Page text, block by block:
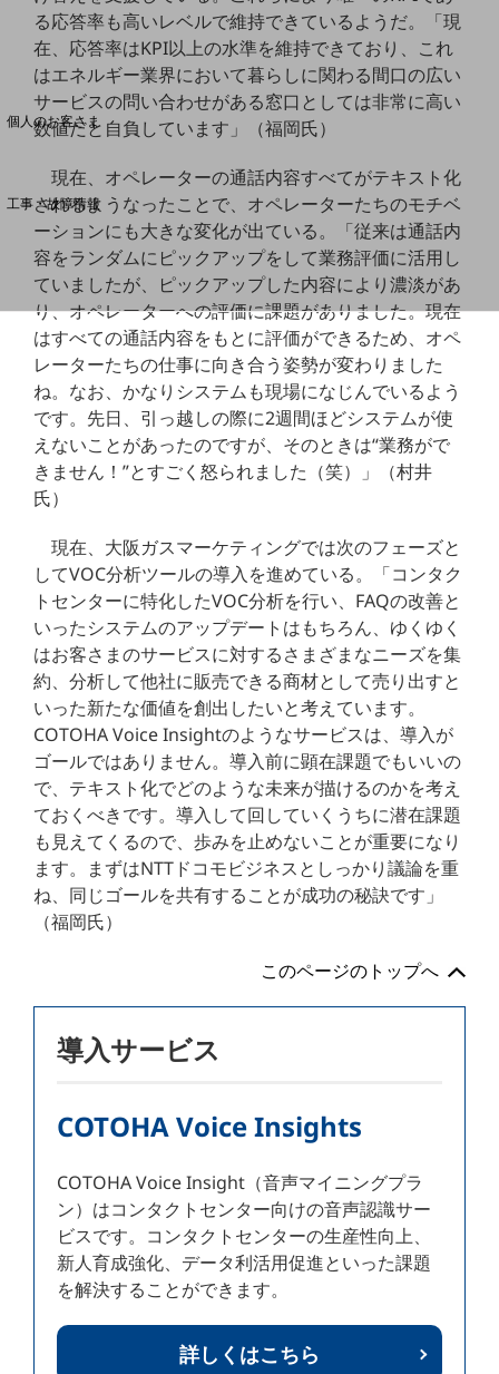
料金分析(ご利用料金管理サービス)
Web明細(My docomo)
個人のお客さま
NTTドコモ
OCNなど
工事・故障情報
お客さまサポートサイト
SDPFナレッジセンター
NTTドコモ 通信障害情報
る応答率も高いレベルで維持できているようだ。「現
在、応答率はKPI以上の水準を維持できており、これ
はエネルギー業界において暮らしに関わる間口の広い
サービスの問い合わせがある窓口としては非常に高い
数値だと自負しています」（福岡氏）
現在、オペレーターの通話内容すべてがテキスト化
されるようなったことで、オペレーターたちのモチベ
ーションにも大きな変化が出ている。「従来は通話内
容をランダムにピックアップをして業務評価に活用し
ていましたが、ピックアップした内容により濃淡があ
り、オペレーターへの評価に課題がありました。現在
はすべての通話内容をもとに評価ができるため、オペ
レーターたちの仕事に向き合う姿勢が変わりました
ね。なお、かなりシステムも現場になじんでいるよう
です。先日、引っ越しの際に2週間ほどシステムが使
えないことがあったのですが、そのときは“業務がで
きません！”とすごく怒られました（笑）」（村井
氏）
現在、大阪ガスマーケティングでは次のフェーズと
してVOC分析ツールの導入を進めている。「コンタク
トセンターに特化したVOC分析を行い、FAQの改善と
いったシステムのアップデートはもちろん、ゆくゆく
はお客さまのサービスに対するさまざまなニーズを集
約、分析して他社に販売できる商材として売り出すと
いった新たな価値を創出したいと考えています。
COTOHA Voice Insightのようなサービスは、導入が
ゴールではありません。導入前に顕在課題でもいいの
で、テキスト化でどのような未来が描けるのかを考え
ておくべきです。導入して回していくうちに潜在課題
も見えてくるので、歩みを止めないことが重要になり
ます。まずはNTTドコモビジネスとしっかり議論を重
ね、同じゴールを共有することが成功の秘訣です」
（福岡氏）
このページのトップへ
導入サービス
COTOHA Voice Insights
COTOHA Voice Insight（音声マイニングプラ
ン）はコンタクトセンター向けの音声認識サー
ビスです。コンタクトセンターの生産性向上、
新人育成強化、データ利活用促進といった課題
を解決することができます。
詳しくはこちら